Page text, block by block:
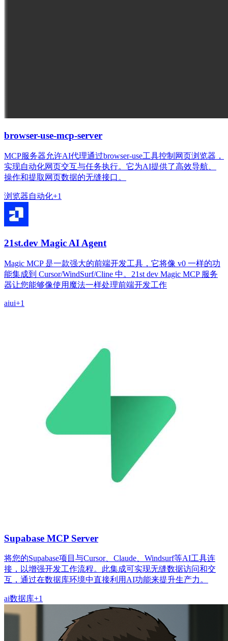
browser-use-mcp-server
MCP服务器允许AI代理通过browser-use工具控制网页浏览器，
实现自动化网页交互与任务执行。它为AI提供了高效导航、
操作和提取网页数据的无缝接口。
浏览器自动化+1
21st.dev Magic AI Agent
Magic MCP 是一款强大的前端开发工具，它将像 v0 一样的功
能集成到 Cursor/WindSurf/Cline 中。21st dev Magic MCP 服务
器让您能够像使用魔法一样处理前端开发工作
aiui+1
Supabase MCP Server
将您的Supabase项目与Cursor、Claude、Windsurf等AI工具连
接，以增强开发工作流程。此集成可实现无缝数据访问和交
互，通过在数据库环境中直接利用AI功能来提升生产力。
ai数据库+1